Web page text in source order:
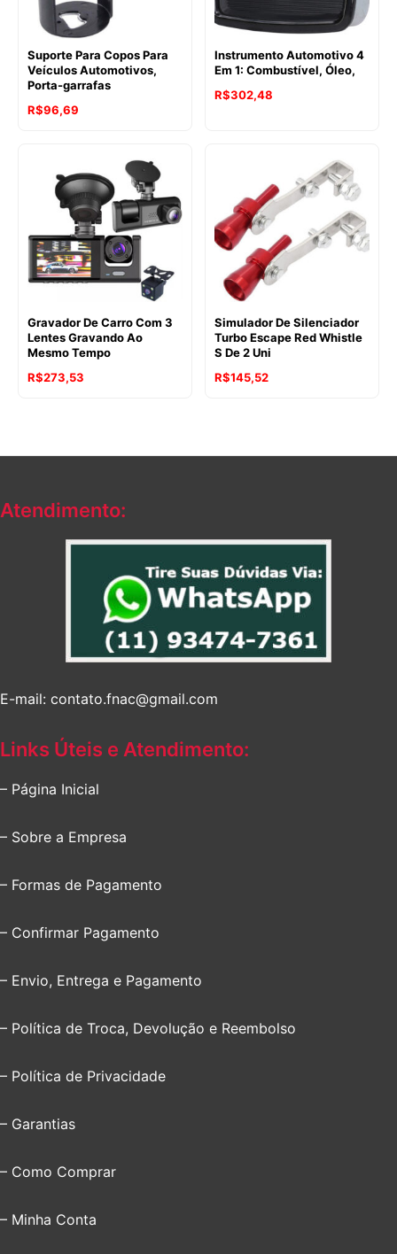
Suporte Para Copos Para
Veículos Automotivos,
Porta-garrafas
R$96,69
Instrumento Automotivo 4
Em 1: Combustível, Óleo,
R$302,48
Gravador De Carro Com 3
Lentes Gravando Ao
Mesmo Tempo
R$273,53
Simulador De Silenciador
Turbo Escape Red Whistle
S De 2 Uni
R$145,52
Atendimento:
E-mail: contato.fnac@gmail.com
Links Úteis e Atendimento:
– Página Inicial
– Sobre a Empresa
– Formas de Pagamento
– Confirmar Pagamento
– Envio, Entrega e Pagamento
– Política de Troca, Devolução e Reembolso
– Política de Privacidade
– Garantias
– Como Comprar
– Minha Conta